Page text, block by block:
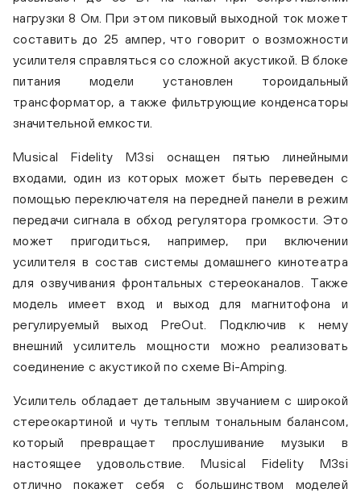
Musical Fidelity M3si Black
нагрузки 8 Ом. При этом пиковый выходной ток может
составить до 25 ампер, что говорит о возможности
усилителя справляться со сложной акустикой. В блоке
питания модели установлен тороидальный
трансформатор, а также фильтрующие конденсаторы
значительной емкости.
Musical Fidelity M3si оснащен пятью линейными
входами, один из которых может быть переведен с
помощью переключателя на передней панели в режим
передачи сигнала в обход регулятора громкости. Это
может пригодиться, например, при включении
усилителя в состав системы домашнего кинотеатра
для озвучивания фронтальных стереоканалов. Также
модель имеет вход и выход для магнитофона и
регулируемый выход PreOut. Подключив к нему
внешний усилитель мощности можно реализовать
соединение с акустикой по схеме Bi-Amping.
Усилитель обладает детальным звучанием с широкой
стереокартиной и чуть теплым тональным балансом,
который превращает прослушивание музыки в
настоящее удовольствие. Musical Fidelity M3si
отлично покажет себя с большинством моделей